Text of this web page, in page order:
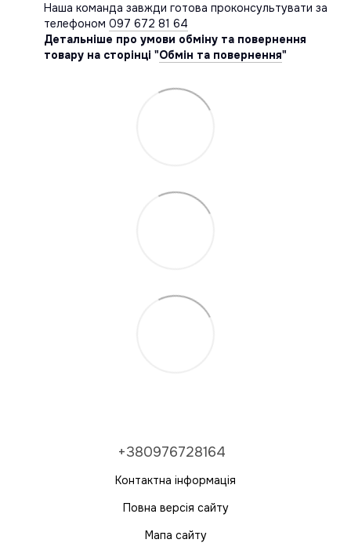
Наша команда завжди готова проконсультувати за
телефоном 097 672 81 64
Детальніше про умови обміну та повернення
товару на сторінці "Обмін та повернення"
+380976728164
Контактна інформація
Повна версія сайту
Мапа сайту